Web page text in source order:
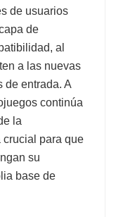
de usuarios
de
al
a las nuevas
de entrada. A
continúa
la
para que
su
base de